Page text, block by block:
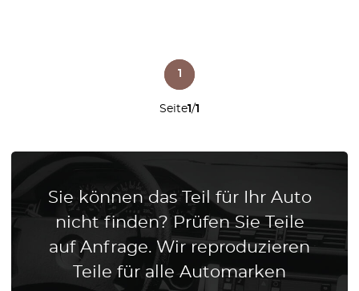
Seite1/1
1
Sie können das Teil für Ihr Auto
nicht finden? Prüfen Sie Teile
auf Anfrage. Wir reproduzieren
Teile für alle Automarken